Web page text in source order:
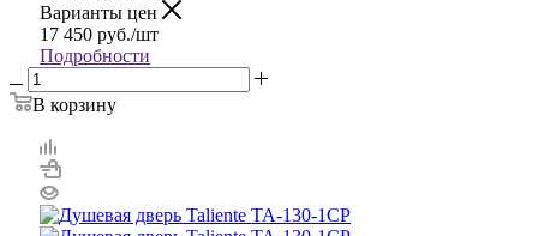
Варианты цен
17 450 руб./шт
Подробности
В корзину